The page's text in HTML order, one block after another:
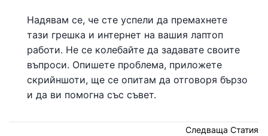
Надявам се, че сте успели да премахнете
тази грешка и интернет на вашия лаптоп
работи. Не се колебайте да задавате своите
въпроси. Опишете проблема, приложете
скрийншоти, ще се опитам да отговоря бързо
и да ви помогна със съвет.
Следваща Статия